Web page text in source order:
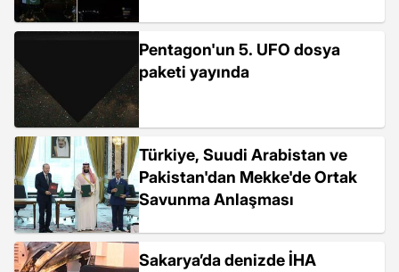
Pentagon'un 5. UFO dosya
paketi yayında
Türkiye, Suudi Arabistan ve
Pakistan'dan Mekke'de Ortak
Savunma Anlaşması
Sakarya’da denizde İHA